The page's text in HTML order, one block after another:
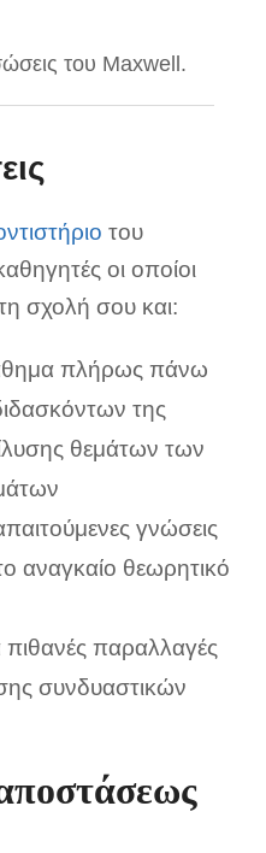
του Maxwell.
του
οι οποίοι
σχολή σου και:
πλήρως πάνω
της
θεμάτων των
γνώσεις
αναγκαίο θεωρητικό
πιθανές παραλλαγές
συνδυαστικών